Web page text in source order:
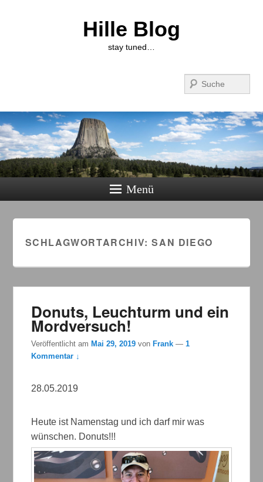
Hille Blog
stay tuned…
Menü
SCHLAGWORTARCHIV:SAN DIEGO
Donuts, Leuchturm und ein
Mordversuch!
Veröffentlicht am Mai 29, 2019 von Frank —1
Kommentar ↓
28.05.2019
Heute ist Namenstag und ich darf mir was
wünschen. Donuts!!!